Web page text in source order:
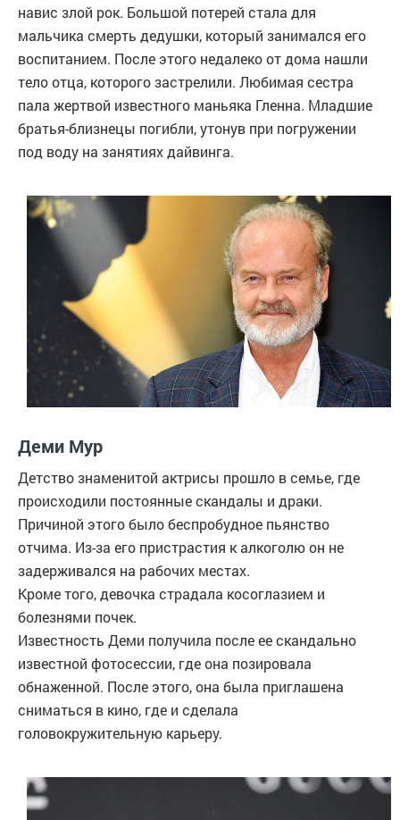
навис злой рок. Большой потерей стала для
мальчика смерть дедушки, который занимался его
воспитанием. После этого недалеко от дома нашли
тело отца, которого застрелили. Любимая сестра
пала жертвой известного маньяка Гленна. Младшие
братья-близнецы погибли, утонув при погружении
под воду на занятиях дайвинга.
Деми Мур
Детство знаменитой актрисы прошло в семье, где
происходили постоянные скандалы и драки.
Причиной этого было беспробудное пьянство
отчима. Из-за его пристрастия к алкоголю он не
задерживался на рабочих местах.
Кроме того, девочка страдала косоглазием и
болезнями почек.
Известность Деми получила после ее скандально
известной фотосессии, где она позировала
обнаженной. После этого, она была приглашена
сниматься в кино, где и сделала
головокружительную карьеру.